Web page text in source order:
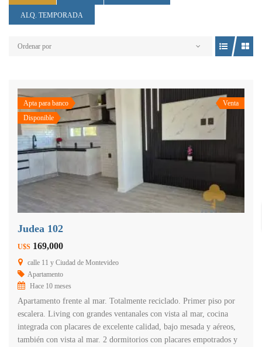
ALQ. TEMPORADA
Ordenar por
Apta para banco
Disponible
Venta
Judea 102
U$S 169,000
calle 11 y Ciudad de Montevideo
Apartamento
Hace 10 meses
Apartamento frente al mar. Totalmente reciclado. Primer piso por
escalera. Living con grandes ventanales con vista al mar, cocina
integrada con placares de excelente calidad, bajo mesada y aéreos,
también con vista al mar. 2 dormitorios con placares empotrados y